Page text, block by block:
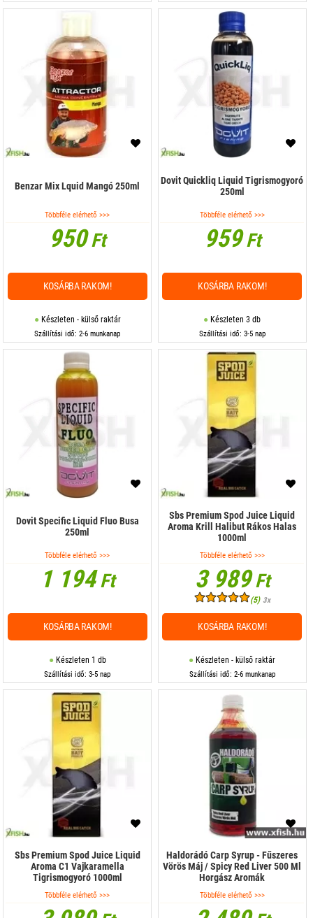
Benzar Mix Lquid Mangó 250ml
Többféle elérhető >>>
950Ft
Készleten - külső raktár
Szállítási idő: 2-6 munkanap
KOSÁRBA RAKOM!
Dovit Quickliq Liquid Tigrismogyoró
250ml
Többféle elérhető >>>
959Ft
Készleten 3 db
Szállítási idő: 3-5 nap
KOSÁRBA RAKOM!
Dovit Specific Liquid Fluo Busa
250ml
Többféle elérhető >>>
1 194Ft
Készleten 1 db
Szállítási idő: 3-5 nap
KOSÁRBA RAKOM!
Sbs Premium Spod Juice Liquid
Aroma Krill Halibut Rákos Halas
1000ml
Többféle elérhető >>>
3 989Ft
(5) 3x
Készleten - külső raktár
Szállítási idő: 2-6 munkanap
KOSÁRBA RAKOM!
Sbs Premium Spod Juice Liquid
Aroma C1 Vajkaramella
Tigrismogyoró 1000ml
Többféle elérhető >>>
Haldorádó Carp Syrup - Fűszeres
Vörös Máj / Spicy Red Liver 500 Ml
Horgász Aromák
Többféle elérhető >>>